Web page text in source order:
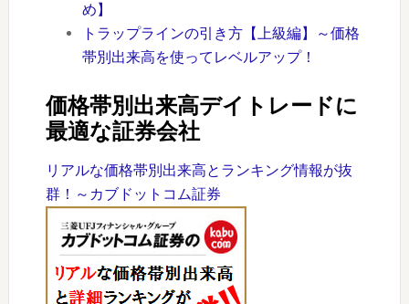
め】
トラップラインの引き方【上級編】～価格
帯別出来高を使ってレベルアップ！
価格帯別出来高デイトレードに
最適な証券会社
リアルな価格帯別出来高とランキング情報が抜
群！～カブドットコム証券